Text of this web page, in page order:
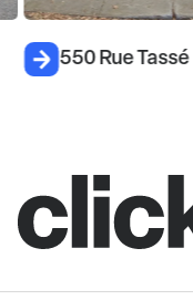
550 Rue Tassé